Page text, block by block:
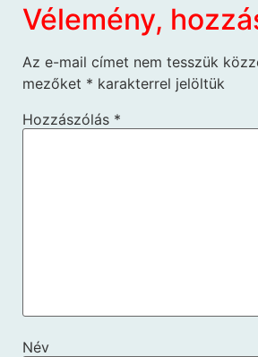
Vélemény,
Az e-mail címet nem tesszük
mezőket * karakterrel jelöltük
Hozzászólás *
Név